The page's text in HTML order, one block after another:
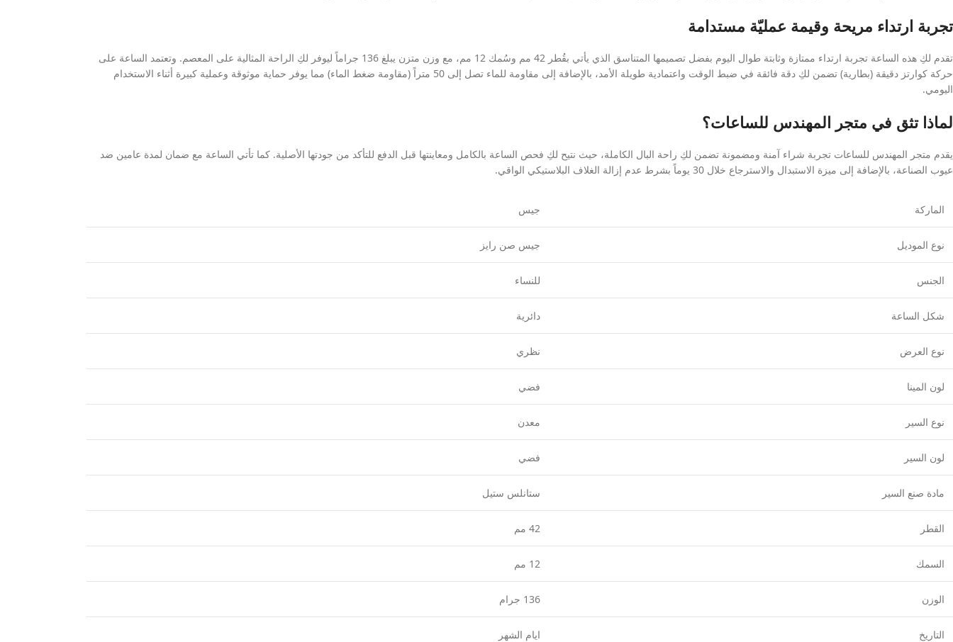
تجربة ارتداء مريحة وقيمة عمليّة مستدامة
تقدم لكِ هذه الساعة تجربة ارتداء ممتازة وثابتة طوال اليوم بفضل تصميمها المتناسق الذي يأتي بقُطر 42 مم وسُمك 12 مم، مع وزن متزن يبلغ 136 جراماً ليوفر لكِ الراحة المثالية على المعصم. وتعتمد الساعة على
حركة كوارتز دقيقة (بطارية) تضمن لكِ دقة فائقة في ضبط الوقت واعتمادية طويلة الأمد، بالإضافة إلى مقاومة للماء تصل إلى 50 متراً (مقاومة ضغط الماء) مما يوفر حماية موثوقة وعملية كبيرة أثناء الاستخدام
اليومي.
لماذا تثق في متجر المهندس للساعات؟
يقدم متجر المهندس للساعات تجربة شراء آمنة ومضمونة تضمن لكِ راحة البال الكاملة، حيث نتيح لكِ فحص الساعة بالكامل ومعاينتها قبل الدفع للتأكد من جودتها الأصلية. كما تأتي الساعة مع ضمان لمدة عامين ضد
عيوب الصناعة، بالإضافة إلى ميزة الاستبدال والاسترجاع خلال 30 يوماً بشرط عدم إزالة الغلاف البلاستيكي الواقي.
الماركة جيس
نوع الموديل جيس صن رايز
الجنس للنساء
شكل الساعة دائرية
نوع العرض نظري
لون المينا فضي
نوع السير معدن
لون السير فضي
مادة صنع السير ستانلس ستيل
القطر 42 مم
السمك 12 مم
الوزن 136 جرام
التاريخ ايام الشهر